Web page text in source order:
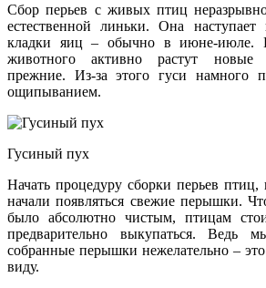
Сбор перьев с живых птиц
естественной линьки. Она
кладки яиц – обычно в июне-июле.
животного активно растут новые
прежние. Из-за этого гуси намного
ощипыванием.
Гусиный пух
Начать процедуру сборки перьев
начали появляться свежие перышки.
было абсолютно чистым, птицам
предварительно выкупаться. Ведь
собранные перышки нежелательно –
виду.